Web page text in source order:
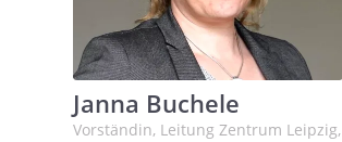
Janna Buchele
Vorständin, Leitung Zentrum Leipzig,